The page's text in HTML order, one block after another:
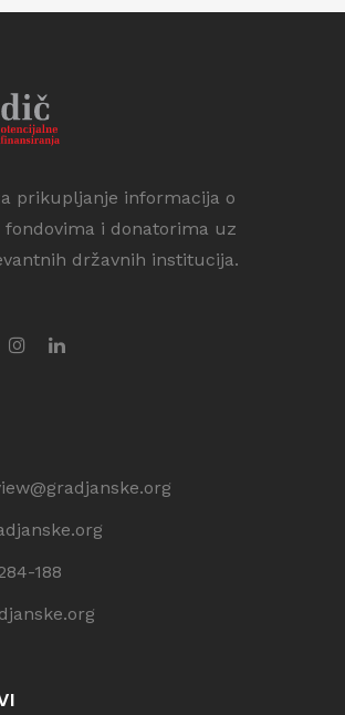
prikupljanje informacija o
fondovima i donatorima uz
državnih institucija.
188